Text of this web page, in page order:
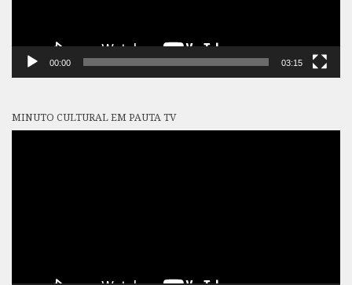
00:00 03:15
MINUTO CULTURAL EM PAUTA TV